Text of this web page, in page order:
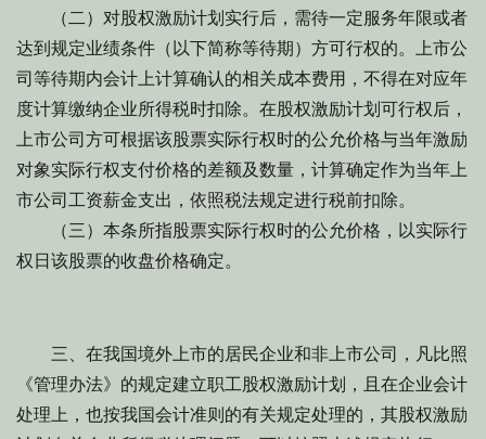
（二）对股权激励计划实行后，需待一定服务年限或者
达到规定业绩条件（以下简称等待期）方可行权的。上市公
司等待期内会计上计算确认的相关成本费用，不得在对应年
度计算缴纳企业所得税时扣除。在股权激励计划可行权后，
上市公司方可根据该股票实际行权时的公允价格与当年激励
对象实际行权支付价格的差额及数量，计算确定作为当年上
市公司工资薪金支出，依照税法规定进行税前扣除。
（三）本条所指股票实际行权时的公允价格，以实际行
权日该股票的收盘价格确定。
三、在我国境外上市的居民企业和非上市公司，凡比照
《管理办法》的规定建立职工股权激励计划，且在企业会计
处理上，也按我国会计准则的有关规定处理的，其股权激励